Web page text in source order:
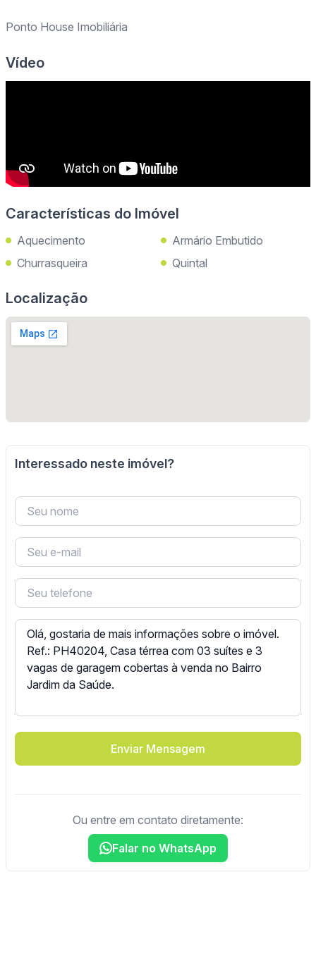
Ponto House Imobiliária
Vídeo
Características do Imóvel
Aquecimento
Armário Embutido
Churrasqueira
Quintal
Localização
Interessado neste imóvel?
Enviar Mensagem
Ou entre em contato diretamente:
Falar no WhatsApp